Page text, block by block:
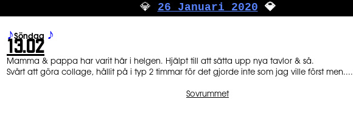
️💎 26 Januari 2020 💎️️️️️
♪Söndag ♪
13.02
Mamma & pappa har varit här i helgen. Hjälpt till att sätta upp nya tavlor & så.
Svårt att göra collage, hållit på i typ 2 timmar för det gjorde inte som jag ville först men....
Sovrummet